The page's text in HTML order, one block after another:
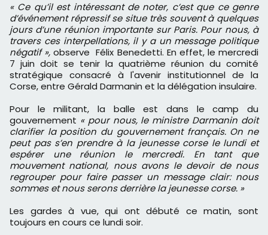
« Ce qu’il est intéressant de noter, c’est que ce genre
d’événement répressif se situe très souvent à quelques
jours d’une réunion importante sur Paris. Pour nous, à
travers ces interpellations, il y a un message politique
négatif »,observe Félix Benedetti. En effet, le mercredi
7 juin doit se tenir la quatrième réunion du comité
stratégique consacré à l'avenir institutionnel de la
Corse, entre Gérald Darmanin et la délégation insulaire.
Pour le militant, la balle est dans le camp du
gouvernement « pour nous, le ministre Darmanin doit
clarifier la position du gouvernement français. On ne
peut pas s’en prendre à la jeunesse corse le lundi et
espérer une réunion le mercredi. En tant que
mouvement national, nous avons le devoir de nous
regrouper pour faire passer un message clair: nous
sommes et nous serons derrière la jeunesse corse. »
Les gardes à vue, qui ont débuté ce matin, sont
toujours en cours ce lundi soir.